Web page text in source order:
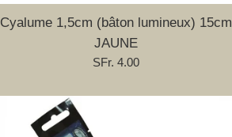
Cyalume 1,5cm (bâton lumineux) 15cm
JAUNE
Prix
SFr. 4.00